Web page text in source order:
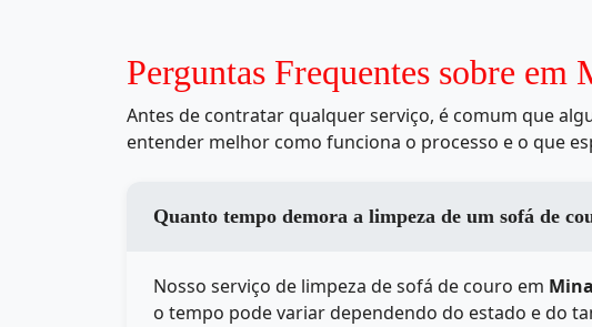
Perguntas Frequentes sobre em
Antes de contratar qualquer serviço, é comum que
entender melhor como funciona o processo e o que
Quanto tempo demora a limpeza de um sofá de
Nosso serviço de limpeza de sofá de couro em
o tempo pode variar dependendo do estado e do